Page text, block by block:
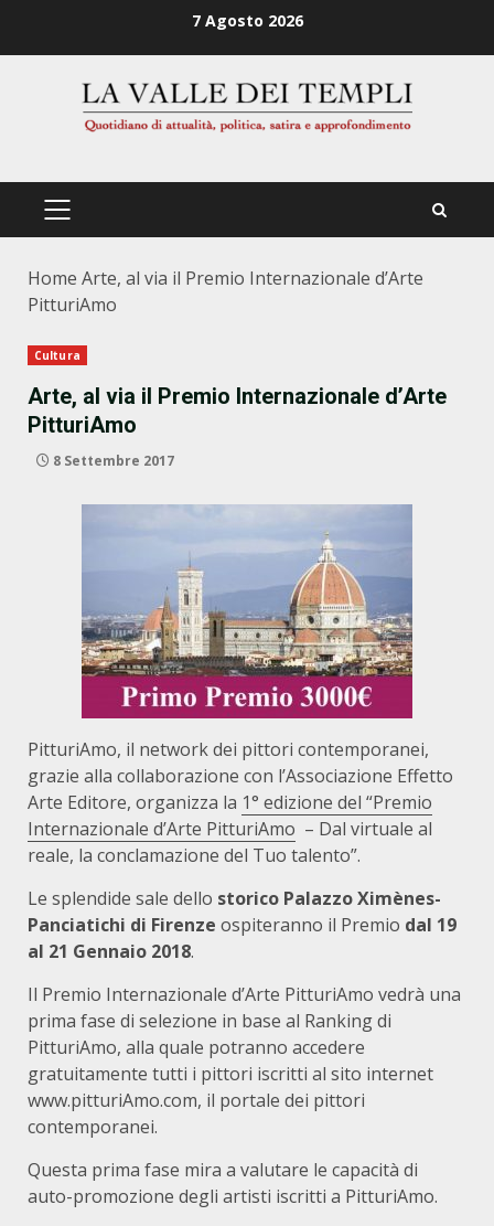
7 Agosto 2026
PRIMÄRES
Home Arte, al via il Premio Internazionale d’Arte
PitturiAmo
Cultura
Arte, al via il Premio Internazionale d’Arte
PitturiAmo
8 Settembre 2017
PitturiAmo, il network dei pittori contemporanei,
grazie alla collaborazione con l’Associazione Effetto
Arte Editore, organizza la 1° edizione del “Premio
Internazionale d’Arte PitturiAmo – Dal virtuale al
reale, la conclamazione del Tuo talento”.
Le splendide sale dello storico Palazzo Ximènes-
Panciatichi di Firenze ospiteranno il Premio dal 19
al 21 Gennaio 2018.
Il Premio Internazionale d’Arte PitturiAmo vedrà una
prima fase di selezione in base al Ranking di
PitturiAmo, alla quale potranno accedere
gratuitamente tutti i pittori iscritti al sito internet
www.pitturiAmo.com, il portale dei pittori
contemporanei.
Questa prima fase mira a valutare le capacità di
auto-promozione degli artisti iscritti a PitturiAmo.